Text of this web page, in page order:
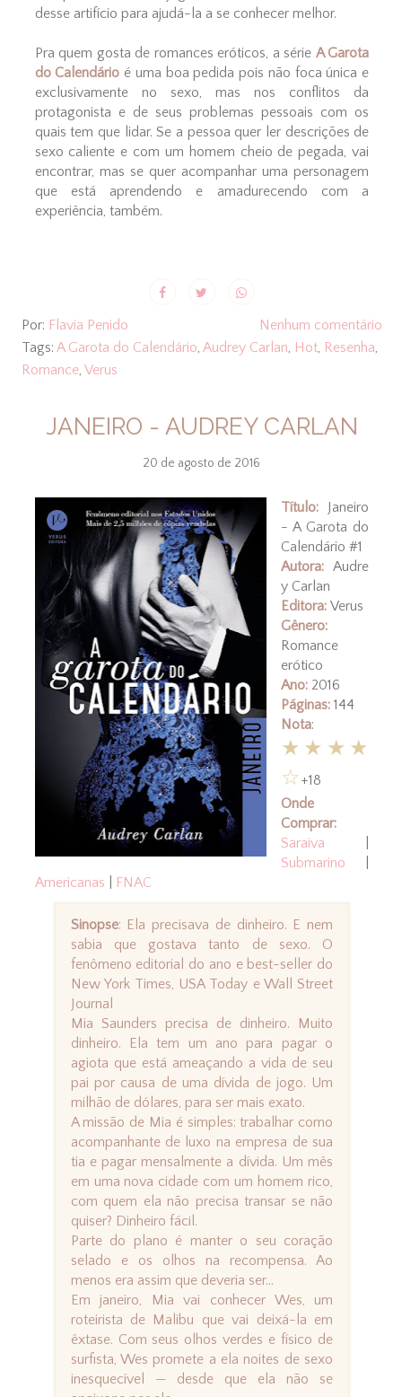
desse artifício para ajudá-la a se conhecer melhor.
Pra quem gosta de romances eróticos, a série A Garota
do Calendário é uma boa pedida pois não foca única e
exclusivamente no sexo, mas nos conflitos da
protagonista e de seus problemas pessoais com os
quais tem que lidar. Se a pessoa quer ler descrições de
sexo caliente e com um homem cheio de pegada, vai
encontrar, mas se quer acompanhar uma personagem
que está aprendendo e amadurecendo com a
experiência, também.
Por: Flavia Penido
Nenhum comentário
Tags: A Garota do Calendário, Audrey Carlan, Hot, Resenha,
Romance, Verus
JANEIRO - AUDREY CARLAN
20 de agosto de 2016
Título:Janeiro
- A Garota do
Calendário #1
Autora:Audre
y Carlan
Editora:Verus
Gênero:
Romance
erótico
Ano:2016
Páginas:144
Nota:
★★★★
☆+18
Onde
Comprar:
Saraiva
Submarino
Americanas
FNAC
Sinopse: Ela precisava de dinheiro. E nem
sabia que gostava tanto de sexo. O
fenômeno editorial do ano e best-seller do
New York Times, USA Today e Wall Street
Journal
Mia Saunders precisa de dinheiro. Muito
dinheiro. Ela tem um ano para pagar o
agiota que está ameaçando a vida de seu
pai por causa de uma dívida de jogo. Um
milhão de dólares, para ser mais exato.
A missão de Mia é simples: trabalhar como
acompanhante de luxo na empresa de sua
tia e pagar mensalmente a dívida. Um mês
em uma nova cidade com um homem rico,
com quem ela não precisa transar se não
quiser? Dinheiro fácil.
Parte do plano é manter o seu coração
selado e os olhos na recompensa. Ao
menos era assim que deveria ser...
Em janeiro, Mia vai conhecer Wes, um
roteirista de Malibu que vai deixá-la em
êxtase. Com seus olhos verdes e físico de
surfista, Wes promete a ela noites de sexo
inesquecível — desde que ela não se